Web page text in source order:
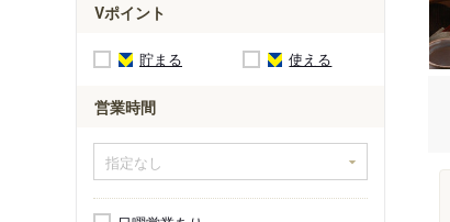
Vポイント
貯まる 使える
営業時間